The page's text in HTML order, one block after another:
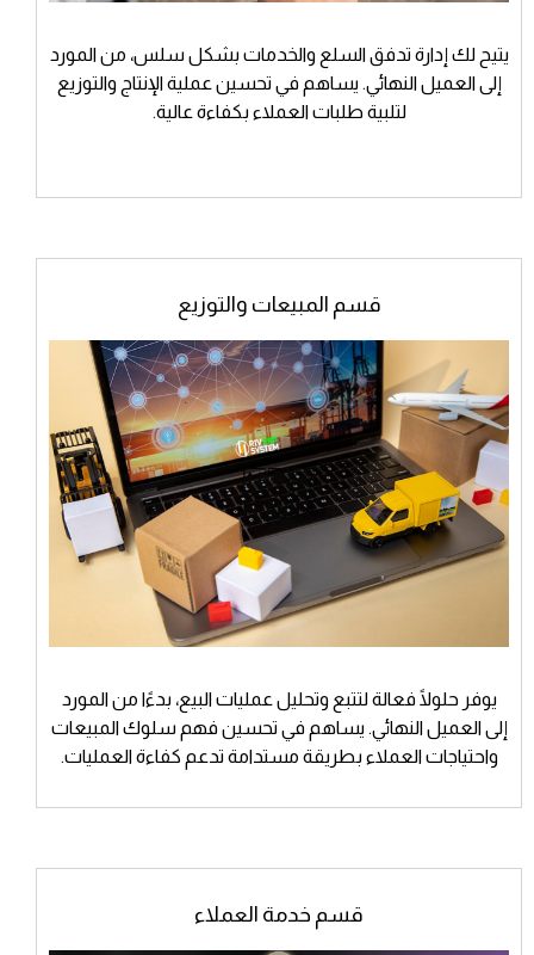
يتيح لك إدارة تدفق السلع والخدمات بشكل سلس، من المورد
إلى العميل النهائي. يساهم في تحسين عملية الإنتاج والتوزيع
لتلبية طلبات العملاء بكفاءة عالية.
قسم المبيعات والتوزيع
يوفر حلولًا فعالة لتتبع وتحليل عمليات البيع، بدءًا من المورد
إلى العميل النهائي. يساهم في تحسين فهم سلوك المبيعات
واحتياجات العملاء بطريقة مستدامة تدعم كفاءة العمليات.
قسم خدمة العملاء